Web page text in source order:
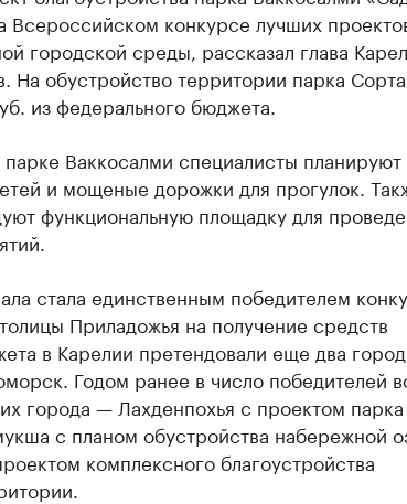
Всероссийском конкурсе лучших
городской среды, рассказал глава
На обустройство территории парка
из федерального бюджета.
Ваккосалми специалисты планируют
и мощеные дорожки для прогулок.
функциональную площадку для
стала единственным победителем
Приладожья на получение средств
в Карелии претендовали еще два
Годом ранее в число победителей
города — Лахденпохья с проектом парка
с планом обустройства набережной
комплексного благоустройства